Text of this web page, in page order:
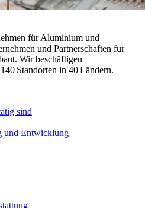
für Aluminium und
und Partnerschaften für
Wir beschäftigen
Standorten in 40 Ländern.
sind
und Entwicklung